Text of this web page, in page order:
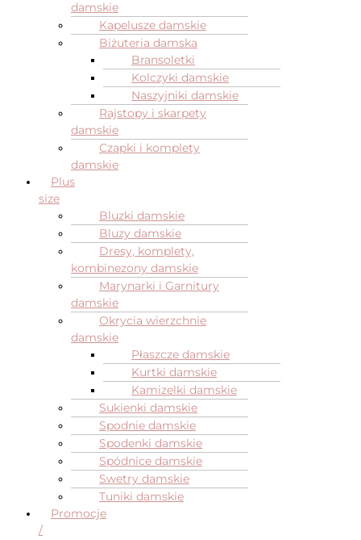
damskie
Kapelusze damskie
Biżuteria damska
Bransoletki
Kolczyki damskie
Naszyjniki damskie
Rajstopy i skarpety
damskie
Czapki i komplety
damskie
Plus
size
Bluzki damskie
Bluzy damskie
Dresy, komplety,
kombinezony damskie
Marynarki i Garnitury
damskie
Okrycia wierzchnie
damskie
Płaszcze damskie
Kurtki damskie
Kamizelki damskie
Sukienki damskie
Spodnie damskie
Spodenki damskie
Spódnice damskie
Swetry damskie
Tuniki damskie
Promocje
/